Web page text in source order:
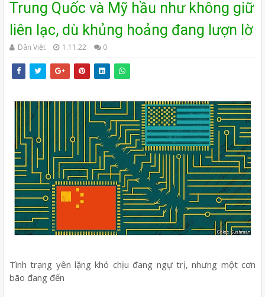
Trung Quốc và Mỹ hầu như không giữ
liên lạc, dù khủng hoảng đang lượn lờ
Dân Việt 1.11.22 0
Tình trạng yên lặng khó chịu đang ngự trị, nhưng một cơn
bão đang đến